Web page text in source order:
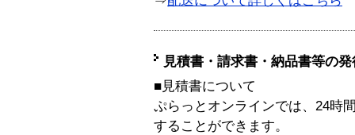
見積書・請求書・納品書等の
■見積書について
ぷらっとオンラインでは、24時
することができます。